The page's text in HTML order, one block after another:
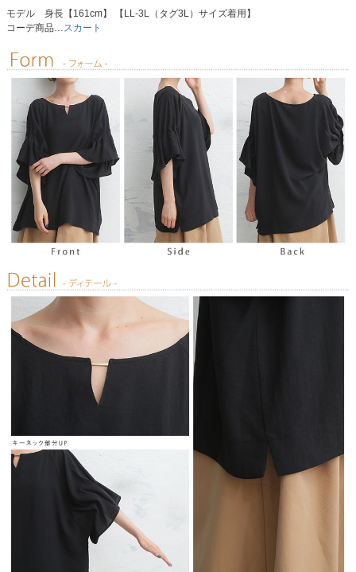
モデル 身長【161cm】 【LL-3L（タグ3L）サイズ着用】
コーデ商品…
スカート